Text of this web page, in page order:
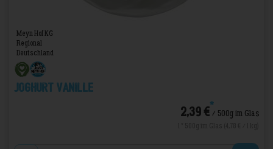
Meyn Hof KG
Regional
Deutschland
Joghurt Vanille
2,39 €*/ 500g im Glas